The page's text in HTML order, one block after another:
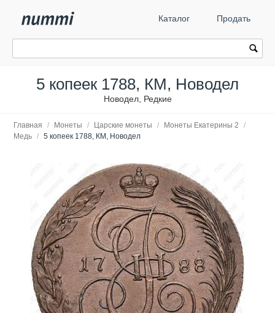
Каталог Продать
5 копеек 1788, КМ, Новодел
Новодел, Редкие
Главная / Монеты / Царские монеты / Монеты Екатерины 2
/
Медь / 5 копеек 1788, КМ, Новодел